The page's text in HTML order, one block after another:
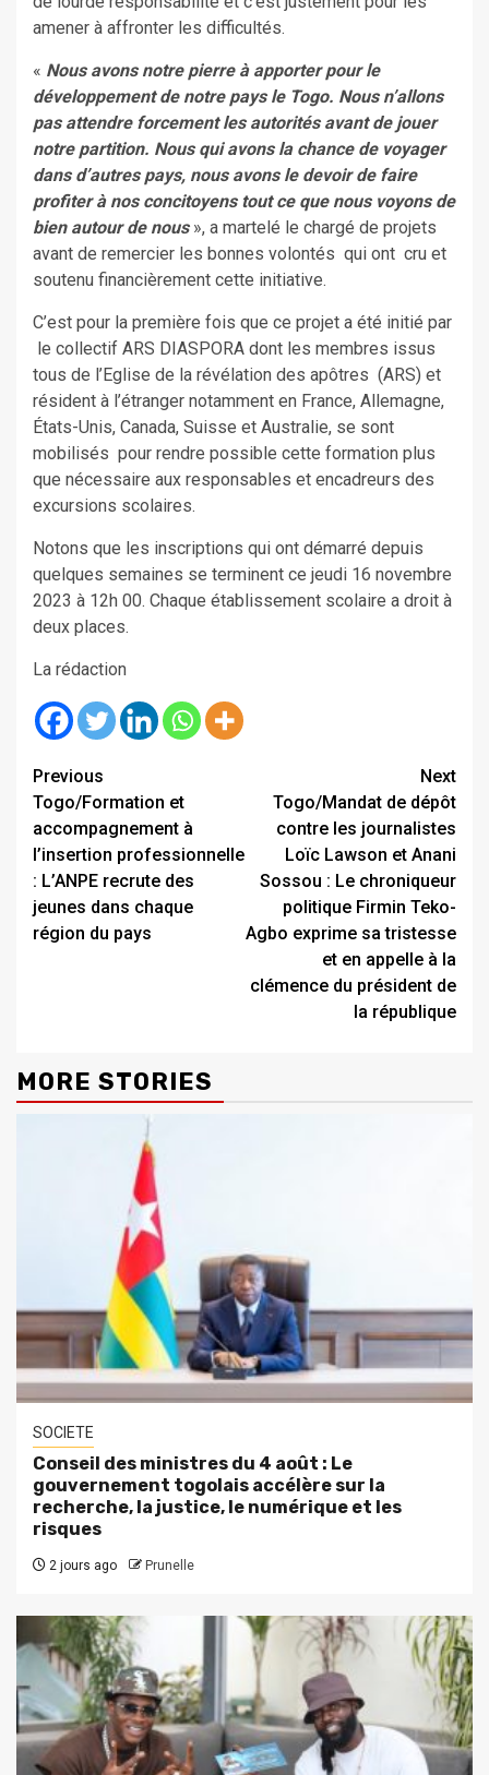
amener à affronter les difficultés.
« Nous avons notre pierre à apporter pour le
développement de notre pays le Togo. Nous n’allons
pas attendre forcement les autorités avant de jouer
notre partition. Nous qui avons la chance de voyager
dans d’autres pays, nous avons le devoir de faire
profiter à nos concitoyens tout ce que nous voyons de
bien autour de nous », a martelé le chargé de projets
avant de remercier les bonnes volontés qui ont cru et
soutenu financièrement cette initiative.
C’est pour la première fois que ce projet a été initié par
le collectif ARS DIASPORA dont les membres issus
tous de l’Eglise de la révélation des apôtres (ARS) et
résident à l’étranger notamment en France, Allemagne,
États-Unis, Canada, Suisse et Australie, se sont
mobilisés pour rendre possible cette formation plus
que nécessaire aux responsables et encadreurs des
excursions scolaires.
Notons que les inscriptions qui ont démarré depuis
quelques semaines se terminent ce jeudi 16 novembre
2023 à 12h 00. Chaque établissement scolaire a droit à
deux places.
La rédaction
Continue
Reading
Previous
Togo/Formation et
accompagnement à
l’insertion professionnelle
: L’ANPE recrute des
jeunes dans chaque
région du pays
Next
Togo/Mandat de dépôt
contre les journalistes
Loïc Lawson et Anani
Sossou : Le chroniqueur
politique Firmin Teko-
Agbo exprime sa tristesse
et en appelle à la
clémence du président de
la république
MORE STORIES
SOCIETE
Conseil des ministres du 4 août : Le
gouvernement togolais accélère sur la
recherche, la justice, le numérique et les
risques
2 jours ago Prunelle